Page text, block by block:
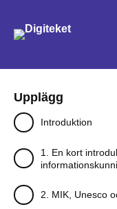
Upplägg
Introduktion
1. En kort
2. MIK, Unesco